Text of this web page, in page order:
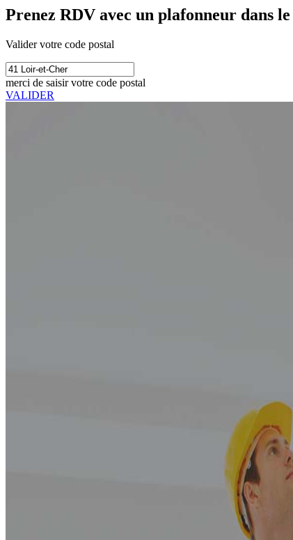
Prenez RDV avec un plafonneur dans
Valider votre code postal
merci de saisir votre code postal
VALIDER